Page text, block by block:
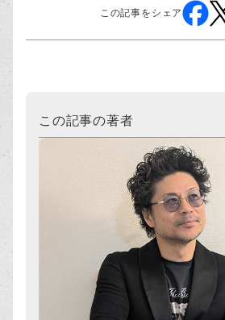
この記事をシェア
この記事の著者